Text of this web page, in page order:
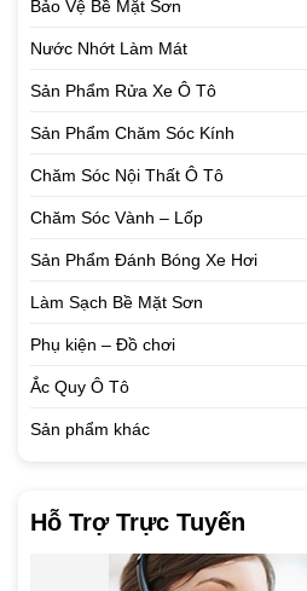
Bảo Vệ Bề Mặt Sơn
Nước Nhớt Làm Mát
Sản Phẩm Rửa Xe Ô Tô
Sản Phẩm Chăm Sóc Kính
Chăm Sóc Nội Thất Ô Tô
Chăm Sóc Vành – Lốp
Sản Phẩm Đánh Bóng Xe Hơi
Làm Sạch Bề Mặt Sơn
Phụ kiện – Đồ chơi
Ắc Quy Ô Tô
Sản phẩm khác
Hỗ Trợ Trực Tuyến